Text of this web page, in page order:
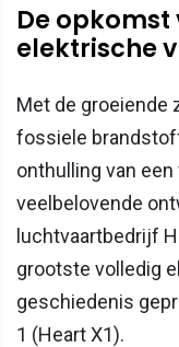
De
elektrische
Met de groeiende
fossiele
onthulling van
veelbelovende
luchtvaartbedrijf
grootste volledig
geschiedenis
1 (Heart X1).